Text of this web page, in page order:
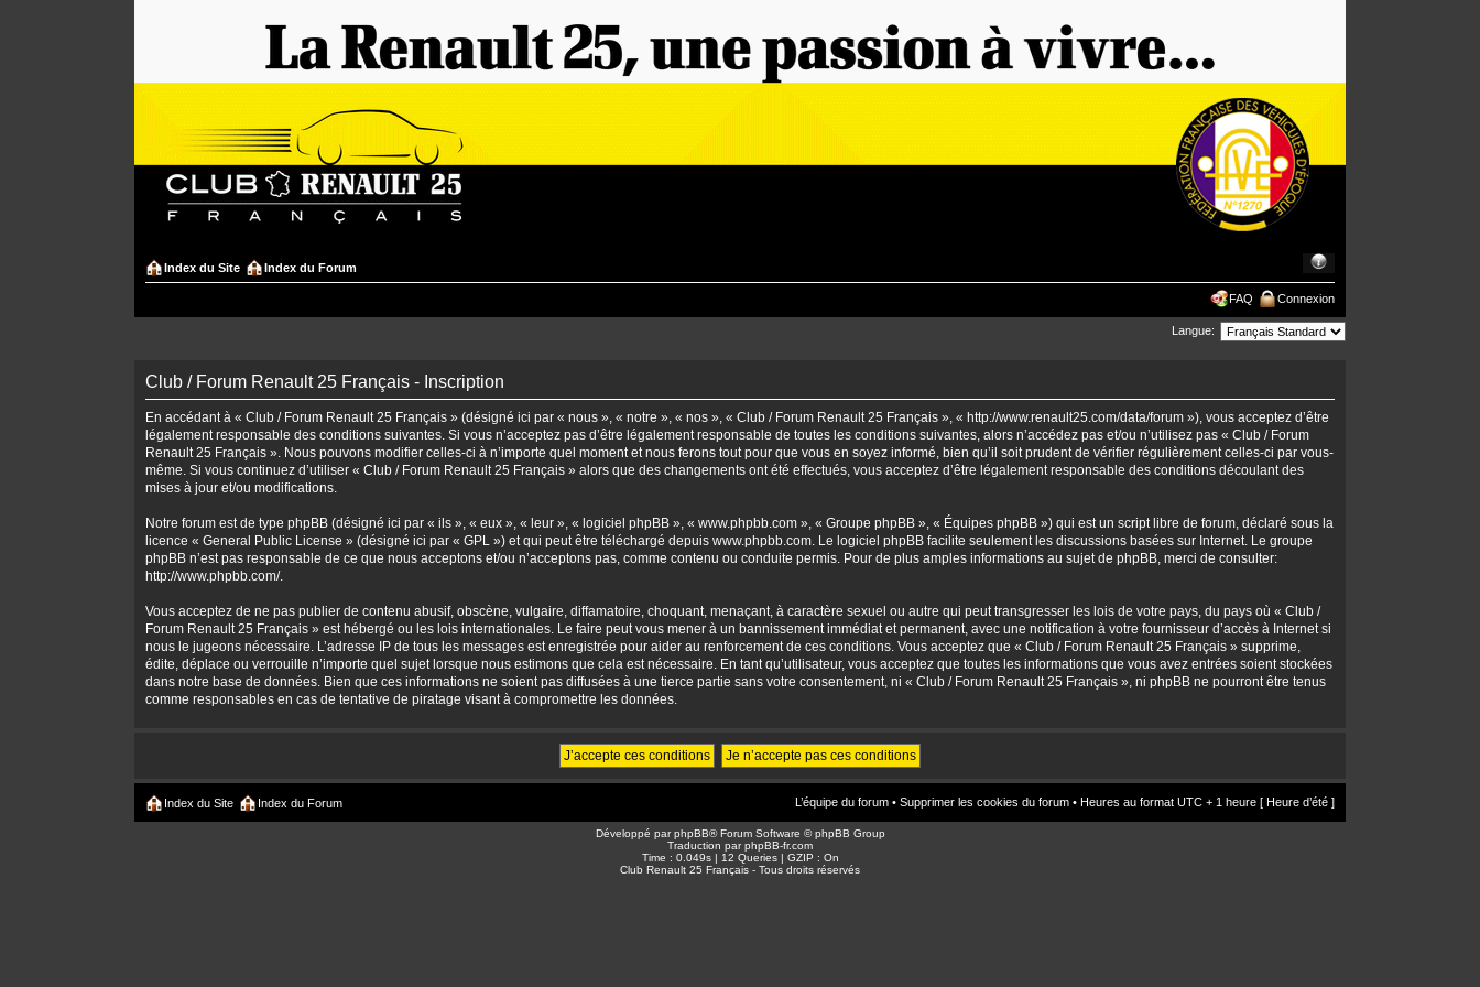
Index du Site Index du Forum
FAQ Connexion
Langue:
Club / Forum Renault 25 Français - Inscription
En accédant à « Club / Forum Renault 25 Français » (désigné ici par « nous », « notre », « nos », « Club / Forum Renault 25 Français », « http://www.renault25.com/data/forum »), vous acceptez d’être
légalement responsable des conditions suivantes. Si vous n’acceptez pas d’être légalement responsable de toutes les conditions suivantes, alors n’accédez pas et/ou n’utilisez pas « Club / Forum
Renault 25 Français ». Nous pouvons modifier celles-ci à n’importe quel moment et nous ferons tout pour que vous en soyez informé, bien qu’il soit prudent de vérifier régulièrement celles-ci par vous-
même. Si vous continuez d’utiliser « Club / Forum Renault 25 Français » alors que des changements ont été effectués, vous acceptez d’être légalement responsable des conditions découlant des
mises à jour et/ou modifications.
Notre forum est de type phpBB (désigné ici par « ils », « eux », « leur », « logiciel phpBB », « www.phpbb.com », « Groupe phpBB », « Équipes phpBB ») qui est un script libre de forum, déclaré sous la
licence « General Public License » (désigné ici par « GPL ») et qui peut être téléchargé depuis www.phpbb.com . Le logiciel phpBB facilite seulement les discussions basées sur Internet. Le groupe
phpBB n’est pas responsable de ce que nous acceptons et/ou n’acceptons pas, comme contenu ou conduite permis. Pour de plus amples informations au sujet de phpBB, merci de consulter:
http://www.phpbb.com/.
Vous acceptez de ne pas publier de contenu abusif, obscène, vulgaire, diffamatoire, choquant, menaçant, à caractère sexuel ou autre qui peut transgresser les lois de votre pays, du pays où « Club /
Forum Renault 25 Français » est hébergé ou les lois internationales. Le faire peut vous mener à un bannissement immédiat et permanent, avec une notification à votre fournisseur d’accès à Internet si
nous le jugeons nécessaire. L’adresse IP de tous les messages est enregistrée pour aider au renforcement de ces conditions. Vous acceptez que « Club / Forum Renault 25 Français » supprime,
édite, déplace ou verrouille n’importe quel sujet lorsque nous estimons que cela est nécessaire. En tant qu’utilisateur, vous acceptez que toutes les informations que vous avez entrées soient stockées
dans notre base de données. Bien que ces informations ne soient pas diffusées à une tierce partie sans votre consentement, ni « Club / Forum Renault 25 Français », ni phpBB ne pourront être tenus
comme responsables en cas de tentative de piratage visant à compromettre les données.
Index du Site Index du Forum L’équipe du forum • Supprimer les cookies du forum • Heures au format UTC + 1 heure [ Heure d’été ]
Développé parphpBB® Forum Software © phpBB Group
Traduction parphpBB-fr.com
Time : 0.049s | 12 Queries | GZIP : On
Club Renault 25 Français - Tous droits réservés